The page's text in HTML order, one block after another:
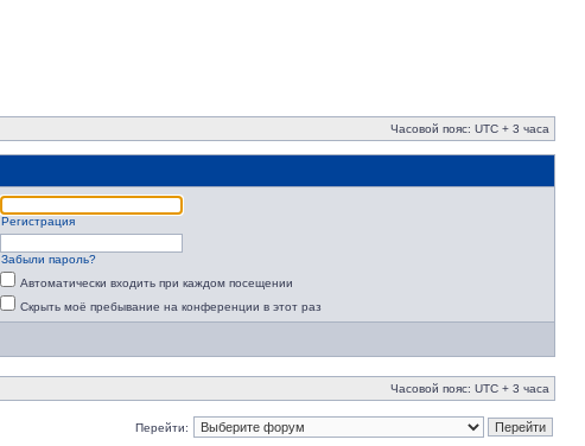
Часовой пояс: UTC + 3 часа
Регистрация
Забыли пароль?
Автоматически входить при каждом посещении
Скрыть моё пребывание на конференции в этот раз
Часовой пояс: UTC + 3 часа
Перейти: